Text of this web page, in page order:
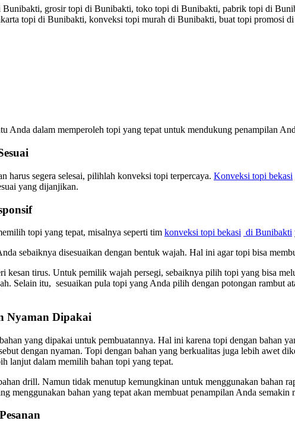
grosir topi di Bunibakti, toko topi di Bunibakti, pabrik topi di
topi di Bunibakti, konveksi topi murah di Bunibakti, buat topi promosi
Anda dalam memperoleh topi yang tepat untuk mendukung penampilan
harus segera selesai, pilihlah konveksi topi terpercaya. Konveksi topi bekasi
yang dijanjikan.
topi yang tepat, misalnya seperti tim konveksi topi bekasi di Bunibakti
sebaiknya disesuaikan dengan bentuk wajah. Hal ini agar topi bisa
kesan tirus. Untuk pemilik wajah persegi, sebaiknya pilih topi yang bisa
Selain itu, sesuaikan pula topi yang Anda pilih dengan potongan rambut
Nyaman Dipakai
yang dipakai untuk pembuatannya. Hal ini karena topi dengan bahan
dengan nyaman. Topi dengan bahan yang berkualitas juga lebih awet
lanjut dalam memilih bahan topi yang tepat.
drill. Namun tidak menutup kemungkinan untuk menggunakan bahan
menggunakan bahan yang tepat akan membuat penampilan Anda semakin